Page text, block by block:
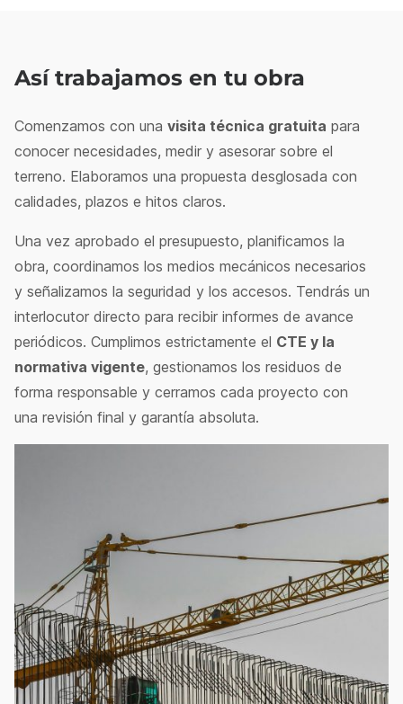
Así trabajamos en tu obra
Comenzamos con una visita técnica gratuita para
conocer necesidades, medir y asesorar sobre el
terreno. Elaboramos una propuesta desglosada con
calidades, plazos e hitos claros.
Una vez aprobado el presupuesto, planificamos la
obra, coordinamos los medios mecánicos necesarios
y señalizamos la seguridad y los accesos. Tendrás un
interlocutor directo para recibir informes de avance
periódicos. Cumplimos estrictamente el CTE y la
normativa vigente, gestionamos los residuos de
forma responsable y cerramos cada proyecto con
una revisión final y garantía absoluta.